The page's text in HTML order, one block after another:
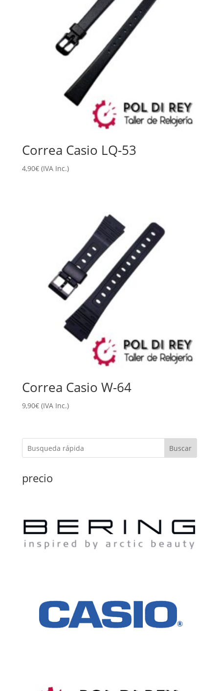
Correa Casio LQ-53
4,90€ (IVA Inc.)
Correa Casio W-64
9,90€ (IVA Inc.)
Buscar
precio